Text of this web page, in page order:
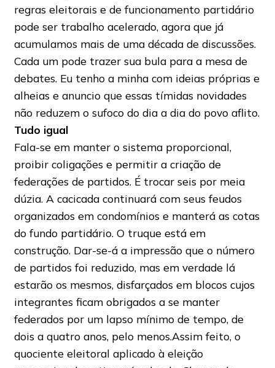
regras eleitorais e de funcionamento partidário
pode ser trabalho acelerado, agora que já
acumulamos mais de uma década de discussões.
Cada um pode trazer sua bula para a mesa de
debates. Eu tenho a minha com ideias próprias e
alheias e anuncio que essas tímidas novidades
não reduzem o sufoco do dia a dia do povo aflito.
Tudo igual
Fala-se em manter o sistema proporcional,
proibir coligações e permitir a criação de
federações de partidos. É trocar seis por meia
dúzia. A cacicada continuará com seus feudos
organizados em condomínios e manterá as cotas
do fundo partidário. O truque está em
construção. Dar-se-á a impressão que o número
de partidos foi reduzido, mas em verdade lá
estarão os mesmos, disfarçados em blocos cujos
integrantes ficam obrigados a se manter
federados por um lapso mínimo de tempo, de
dois a quatro anos, pelo menos.Assim feito, o
quociente eleitoral aplicado à eleição